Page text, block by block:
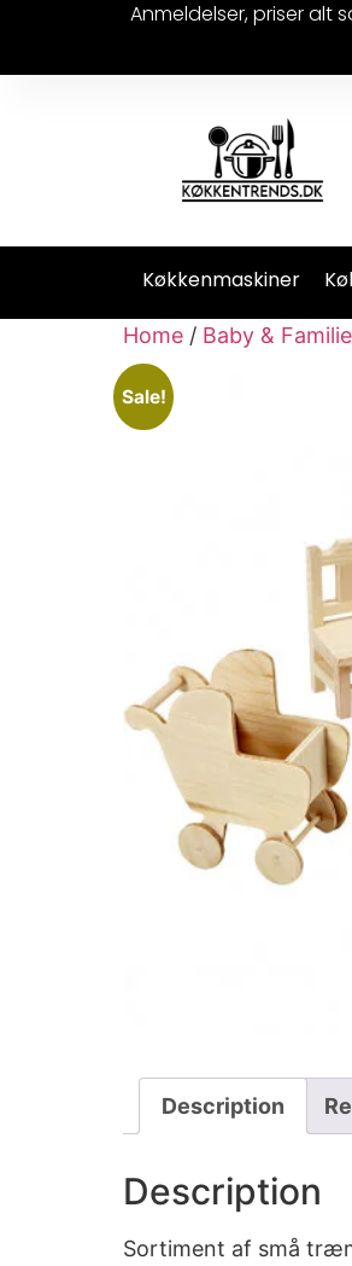
Anmeldelser, priser alt
Køkkenmaskiner
Home / Baby & Familie
Sale!
Description
Description
Sortiment af små